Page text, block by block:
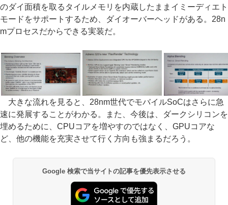
のダイ面積を取るタイルメモリを内蔵したままイミーディエト
モードをサポートするため、ダイオーバーヘッドがある。28n
mプロセスだからできる実装だ。
大きな流れを見ると、28nm世代でモバイルSoCはさらに急
速に発展することがわかる。また、今後は、ダークシリコンを
埋めるために、CPUコアを増やすのではなく、GPUコアな
ど、他の機能を充実させて行く方向も強まるだろう。
Google 検索で当サイトの記事を優先表示させる